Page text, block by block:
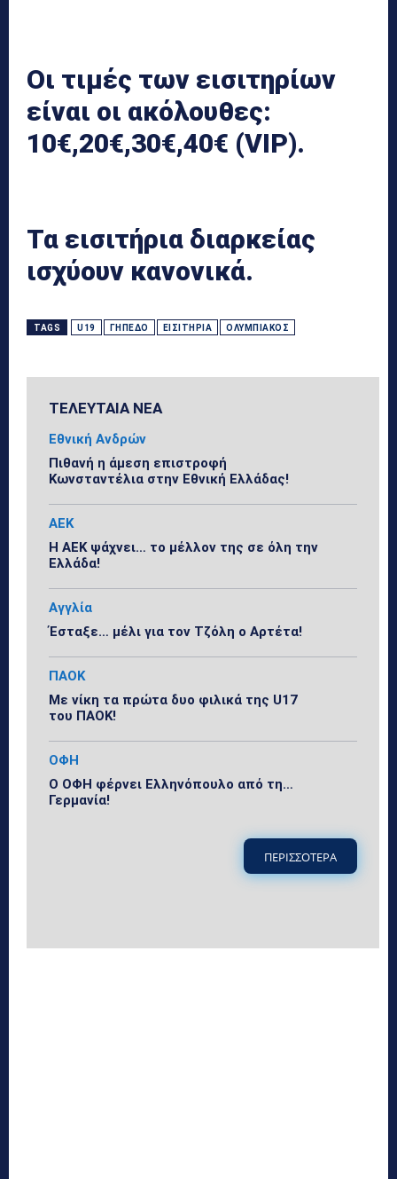
Οι τιμές των εισιτηρίων
είναι οι ακόλουθες:
10€,20€,30€,40€ (VIP).
Τα εισιτήρια διαρκείας
ισχύουν κανονικά.
TAGS U19 ΓΉΠΕΔΟ ΕΙΣΙΤΉΡΙΑ ΟΛΥΜΠΙΑΚΌΣ
ΤΕΛΕΥΤΑΙΑ ΝΕΑ
Εθνική Ανδρών
Πιθανή η άμεση επιστροφή
Κωνσταντέλια στην Εθνική Ελλάδας!
ΑΕΚ
Η ΑΕΚ ψάχνει… το μέλλον της σε όλη την
Ελλάδα!
Αγγλία
Έσταξε… μέλι για τον Τζόλη ο Αρτέτα!
ΠΑΟΚ
Με νίκη τα πρώτα δυο φιλικά της U17
του ΠΑΟΚ!
ΟΦΗ
Ο ΟΦΗ φέρνει Ελληνόπουλο από τη…
Γερμανία!
ΠΕΡΙΣΣΟΤΕΡΑ